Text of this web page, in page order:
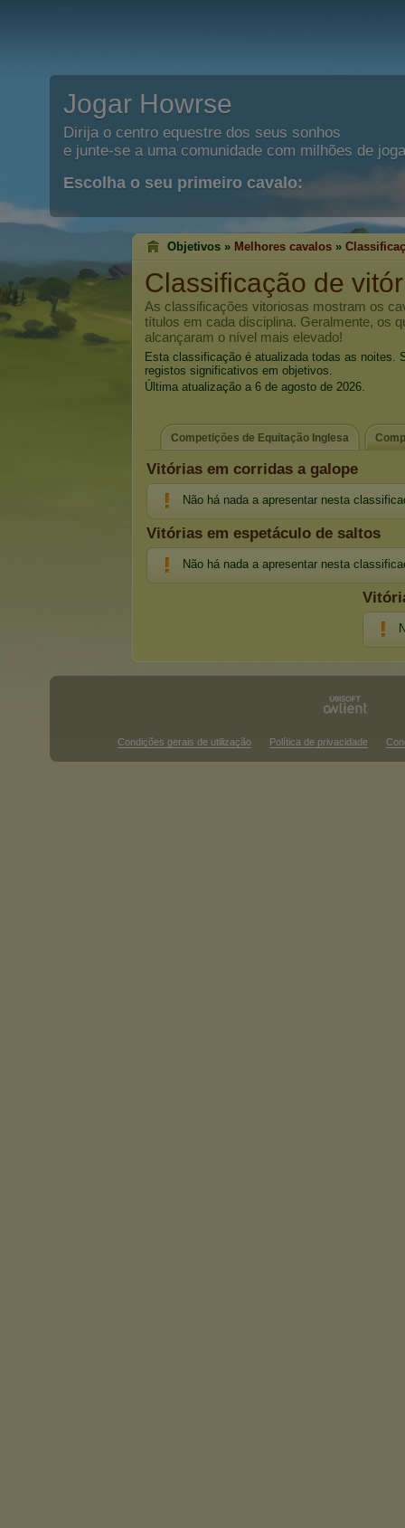
Jogar Howrse
Dirija o centro equestre dos seus sonhos
e junte-se a uma comunidade com milhões de
Escolha o seu primeiro cavalo:
Objetivos » Melhores cavalos »
Classificação de
As classificações vitoriosas mostram os
títulos em cada disciplina. Geralmente, os
alcançaram o nível mais elevado!
Esta classificação é atualizada todas as noites.
registos significativos em objetivos.
Última atualização a 6 de agosto de 2026.
Competições de Equitação Inglesa
Vitórias em corridas a galope
Não há nada a apresentar nesta
Vitórias em espetáculo de saltos
Não há nada a apresentar nesta
Condições gerais de utilização Política de privacidade